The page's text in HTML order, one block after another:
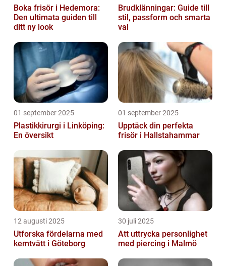
Boka frisör i Hedemora:
Den ultimata guiden till
ditt ny look
Brudklänningar: Guide till
stil, passform och smarta
val
01 september 2025
Plastikkirurgi i Linköping:
En översikt
01 september 2025
Upptäck din perfekta
frisör i Hallstahammar
12 augusti 2025
Utforska fördelarna med
kemtvätt i Göteborg
30 juli 2025
Att uttrycka personlighet
med piercing i Malmö